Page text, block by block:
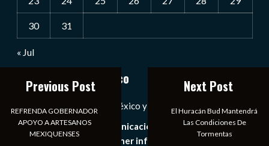
30 31
« Jul
Notiexpress de México
Las Noticias Diarias de México y el Mundo a Tu Alcance
Somos un medio de comunicación digital que tiene como
principal objetivo mantener informado al publico en
Previous Post
REFRENDA GOBERNADOR
APOYO A ARTESANOS
MEXIQUENSES
Next Post
El Huracán Bud Mantendrá
Las Condiciones De
Tormentas